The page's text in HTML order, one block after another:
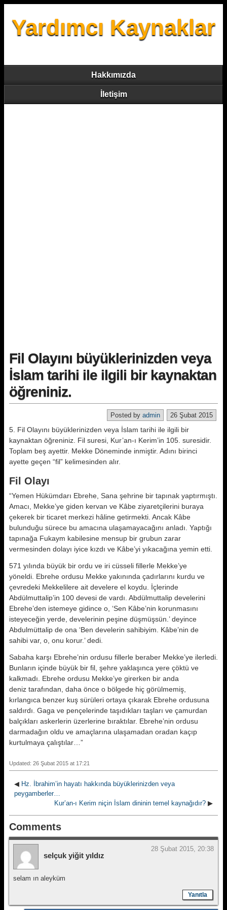
Yardımcı Kaynaklar
Hakkımızda
İletişim
Fil Olayını büyüklerinizden veya
İslam tarihi ile ilgili bir kaynaktan
öğreniniz.
26 Şubat 2015
Posted by admin
5. Fil Olayını büyüklerinizden veya İslam tarihi ile ilgili bir
kaynaktan öğreniniz. Fil suresi, Kur’an-ı Kerim’in 105. suresidir.
Toplam beş ayettir. Mekke Döneminde inmiştir. Adını birinci
ayette geçen “fil” kelimesinden alır.
Fil Olayı
“Yemen Hükümdarı Ebrehe, Sana şehrine bir tapınak yaptırmıştı.
Amacı, Mekke’ye giden kervan ve Kâbe ziyaretçilerini buraya
çekerek bir ticaret merkezi hâline getirmekti. Ancak Kâbe
bulunduğu sürece bu amacına ulaşamayacağını anladı. Yaptığı
tapınağa Fukaym kabilesine mensup bir grubun zarar
vermesinden dolayı iyice kızdı ve Kâbe’yi yıkacağına yemin etti.
571 yılında büyük bir ordu ve iri cüsseli fillerle Mekke’ye
yöneldi. Ebrehe ordusu Mekke yakınında çadırlarını kurdu ve
çevredeki Mekkelilere ait develere el koydu. İçlerinde
Abdülmuttalip’in 100 devesi de vardı. Abdülmuttalip develerini
Ebrehe’den istemeye gidince o, ‘Sen Kâbe’nin korunmasını
isteyeceğin yerde, develerinin peşine düşmüşsün.’ deyince
Abdulmüttalip de ona ‘Ben develerin sahibiyim. Kâbe’nin de
sahibi var, o, onu korur.’ dedi.
Sabaha karşı Ebrehe’nin ordusu fillerle beraber Mekke’ye ilerledi.
Bunların içinde büyük bir fil, şehre yaklaşınca yere çöktü ve
kalkmadı. Ebrehe ordusu Mekke’ye girerken bir anda
deniz tarafından, daha önce o bölgede hiç görülmemiş,
kırlangıca benzer kuş sürüleri ortaya çıkarak Ebrehe ordusuna
saldırdı. Gaga ve pençelerinde taşıdıkları taşları ve çamurdan
balçıkları askerlerin üzerlerine bıraktılar. Ebrehe’nin ordusu
darmadağın oldu ve amaçlarına ulaşamadan oradan kaçıp
kurtulmaya çalıştılar…”
Updated: 26 Şubat 2015 at 17:21
◀ Hz. İbrahim’in hayatı hakkında büyüklerinizden veya
peygamberler…
Kur’an-ı Kerim niçin İslam dininin temel kaynağıdır? ▶
Comments
selçuk yiğit yıldız
28 Şubat 2015, 20:38
selam ın aleyküm
Yanıtla